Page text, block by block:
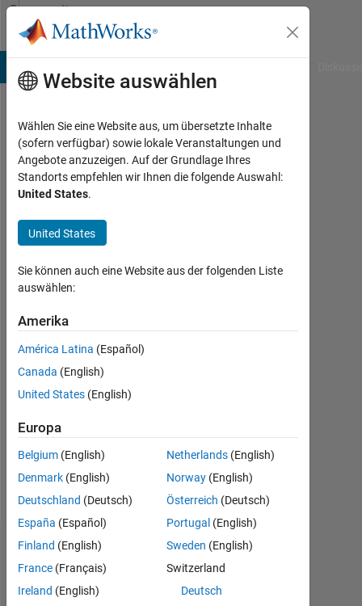
Weiter zum Inhalt
Community
Profile
Onurcan
BAL
Last
fast 5
Jahre
vor
seit
2021
Followers:
0
Follow
Dashboard
Statistik
Website auswählen
Wählen Sie eine Website aus, um übersetzte Inhalte
(sofern verfügbar) sowie lokale Veranstaltungen und
Angebote anzuzeigen. Auf der Grundlage Ihres
Standorts empfehlen wir Ihnen die folgende Auswahl:
United States.
United States
Sie können auch eine Website aus der folgenden Liste
auswählen:
Amerika
América Latina (Español)
Canada (English)
United States (English)
Europa
Belgium (English)
Denmark (English)
Deutschland (Deutsch)
España (Español)
Finland (English)
France (Français)
Ireland (English)
Netherlands (English)
Norway (English)
Österreich (Deutsch)
Portugal (English)
Sweden (English)
Switzerland
Deutsch